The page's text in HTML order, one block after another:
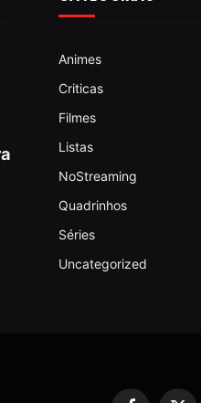
Animes
Criticas
Filmes
Listas
NoStreaming
Quadrinhos
Séries
Uncategorized